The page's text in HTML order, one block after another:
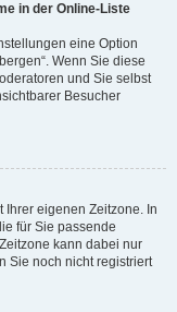
in der Online-Liste
eine Option
Wenn Sie diese
und Sie selbst
Besucher
Ihrer eigenen Zeitzone. In
für Sie passende
kann dabei nur
Sie noch nicht registriert